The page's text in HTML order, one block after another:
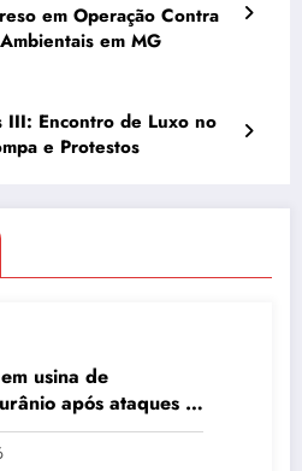
em Operação Contra
em MG
III: Encontro de Luxo no
e Protestos
usina de
após ataques e
sobre
enriquecido